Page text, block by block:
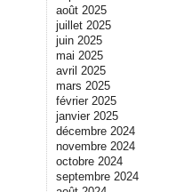
août 2025
juillet 2025
juin 2025
mai 2025
avril 2025
mars 2025
février 2025
janvier 2025
décembre 2024
novembre 2024
octobre 2024
septembre 2024